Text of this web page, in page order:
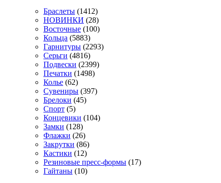
Браслеты (1412)
НОВИНКИ (28)
Восточные (100)
Кольца (5883)
Гарнитуры (2293)
Серьги (4816)
Подвески (2399)
Печатки (1498)
Колье (62)
Сувениры (397)
Брелоки (45)
Спорт (5)
Концевики (104)
Замки (128)
Флажки (26)
Закрутки (86)
Кастики (12)
Резиновые пресс-формы (17)
Гайтаны (10)